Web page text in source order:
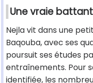
Une vraie
Nejla vit dans une
Baqouba, avec ses
poursuit ses études
entraînements. Pour
identifiée, les